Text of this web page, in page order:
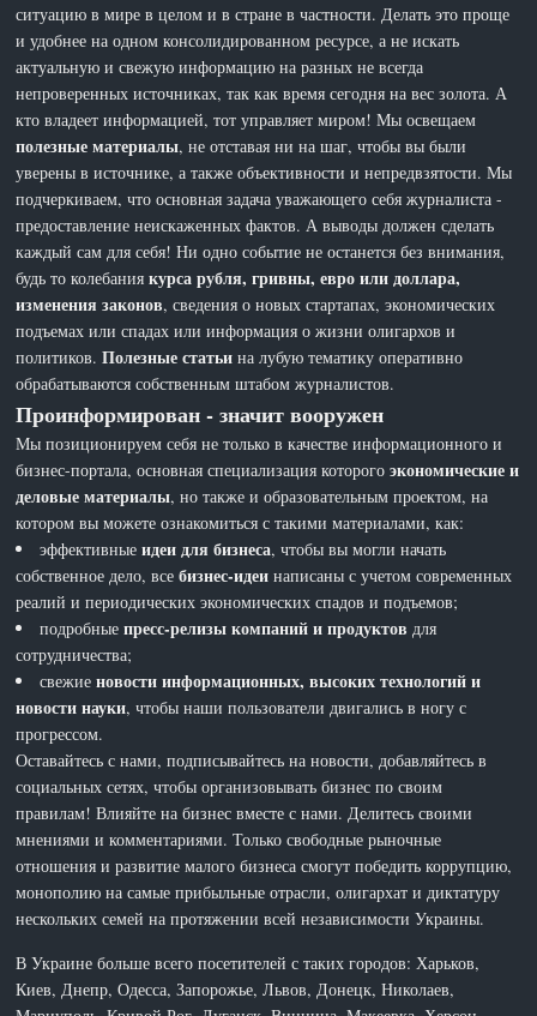
ситуацию в мире в целом и в стране в частности. Делать это проще
и удобнее на одном консолидированном ресурсе, а не искать
актуальную и свежую информацию на разных не всегда
непроверенных источниках, так как время сегодня на вес золота. А
кто владеет информацией, тот управляет миром! Мы освещаем
полезные материалы, не отставая ни на шаг, чтобы вы были
уверены в источнике, а также объективности и непредвзятости. Мы
подчеркиваем, что основная задача уважающего себя журналиста -
предоставление неискаженных фактов. А выводы должен сделать
каждый сам для себя! Ни одно событие не останется без внимания,
будь то колебаниякурса рубля, гривны, евро или доллара,
изменения законов, сведения о новых стартапах, экономических
подъемах или спадах или информация о жизни олигархов и
политиков.Полезные статьи на лубую тематику оперативно
обрабатываются собственным штабом журналистов.
Проинформирован - значит вооружен
Мы позиционируем себя не только в качестве информационного и
бизнес-портала, основная специализация которогоэкономические и
деловые материалы, но также и образовательным проектом, на
котором вы можете ознакомиться с такими материалами, как:
эффективныеидеи для бизнеса, чтобы вы могли начать
собственное дело, всебизнес-идеи написаны с учетом современных
реалий и периодических экономических спадов и подъемов;
подробныепресс-релизы компаний и продуктов для
сотрудничества;
свежиеновости информационных, высоких технологий и
новости науки, чтобы наши пользователи двигались в ногу с
прогрессом.
Оставайтесь с нами, подписывайтесь на новости, добавляйтесь в
социальных сетях, чтобы организовывать бизнес по своим
правилам! Влияйте на бизнес вместе с нами. Делитесь своими
мнениями и комментариями. Только свободные рыночные
отношения и развитие малого бизнеса смогут победить коррупцию,
монополию на самые прибыльные отрасли, олигархат и диктатуру
нескольких семей на протяжении всей независимости Украины.
В Украине больше всего посетителей с таких городов: Харьков,
Киев, Днепр, Одесса, Запорожье, Львов, Донецк, Николаев,